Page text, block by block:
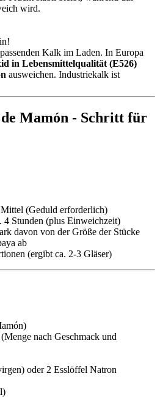
wird.
Kalk im Laden. In Europa
in Lebensmittelqualität (E526)
ausweichen. Industriekalk ist
Mamón - Schritt für
Mittel (Geduld erforderlich)
4 Stunden (plus Einweichzeit)
davon von der Größe der Stücke
ab
(ergibt ca. 2-3 Gläser)
nach Geschmack und
oder 2 Esslöffel Natron